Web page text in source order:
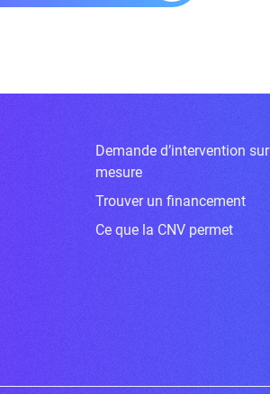
Demande d’intervention sur
mesure
Trouver un financement
Ce que la CNV permet